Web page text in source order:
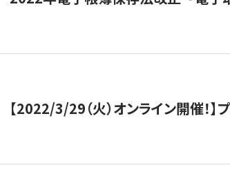
【2022/3/29（火）オンライン開催！